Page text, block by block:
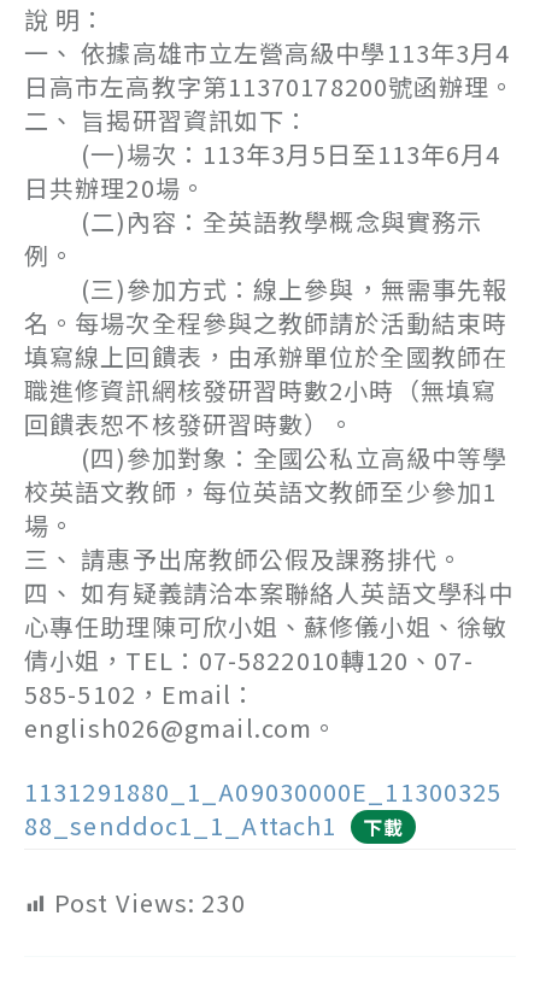
說 明：
一、 依據高雄市立左營高級中學113年3月4
日高市左高教字第11370178200號函辦理。
二、 旨揭研習資訊如下：
(一)場次：113年3月5日至113年6月4
日共辦理20場。
(二)內容：全英語教學概念與實務示
例。
(三)參加方式：線上參與，無需事先報
名。每場次全程參與之教師請於活動結束時
填寫線上回饋表，由承辦單位於全國教師在
職進修資訊網核發研習時數2小時（無填寫
回饋表恕不核發研習時數）。
(四)參加對象：全國公私立高級中等學
校英語文教師，每位英語文教師至少參加1
場。
三、 請惠予出席教師公假及課務排代。
四、 如有疑義請洽本案聯絡人英語文學科中
心專任助理陳可欣小姐、蘇修儀小姐、徐敏
倩小姐，TEL：07-5822010轉120、07-
585-5102，Email：
english026@gmail.com。
1131291880_1_A09030000E_11300325
88_senddoc1_1_Attach1
下載
Post Views: 230